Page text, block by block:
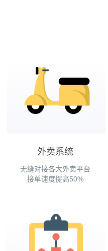
外卖系统
无缝对接各大外卖平台
接单速度提高50%